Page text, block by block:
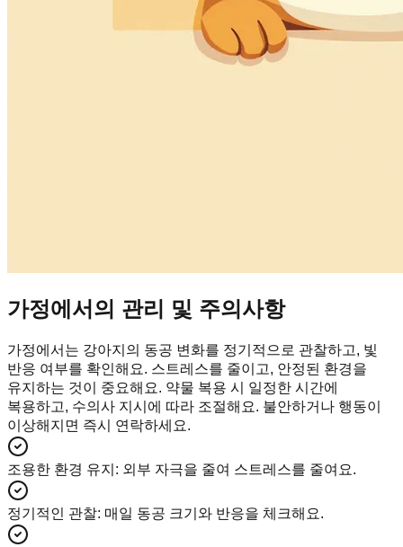
가정에서의 관리 및 주의사항
가정에서는 강아지의 동공 변화를 정기적으로 관찰하고, 빛
반응 여부를 확인해요. 스트레스를 줄이고, 안정된 환경을
유지하는 것이 중요해요. 약물 복용 시 일정한 시간에
복용하고, 수의사 지시에 따라 조절해요. 불안하거나 행동이
이상해지면 즉시 연락하세요.
조용한 환경 유지 : 외부 자극을 줄여 스트레스를 줄여요.
정기적인 관찰: 매일 동공 크기와 반응을 체크해요.